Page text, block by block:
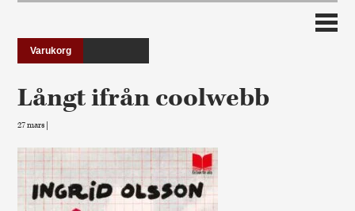
Varukorg
Långt ifrån coolwebb
27 mars |